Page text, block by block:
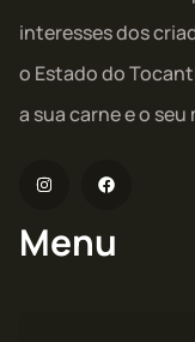
interesses dos
o Estado do
a sua carne e o
Menu